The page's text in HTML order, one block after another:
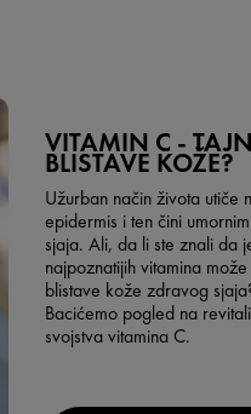
VITAMIN C -
BLISTAVE KOŽE?
Užurban način života utiče
epidermis i ten čini
sjaja. Ali, da li ste znali da
najpoznatijih vitamina
blistave kože zdravog
Bacićemo pogled na
svojstva vitamina C.